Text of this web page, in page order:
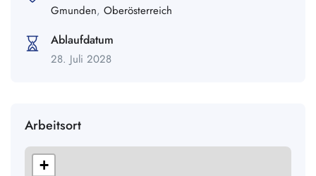
Gmunden, Oberösterreich
Ablaufdatum
28. Juli 2028
Arbeitsort
+